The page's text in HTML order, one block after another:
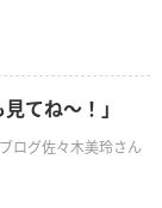
てね〜！」
ログ佐々木美玲さん